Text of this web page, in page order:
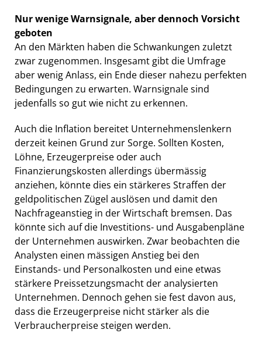
Nur wenige Warnsignale, aber dennoch Vorsicht
geboten
An den Märkten haben die Schwankungen zuletzt
zwar zugenommen. Insgesamt gibt die Umfrage
aber wenig Anlass, ein Ende dieser nahezu perfekten
Bedingungen zu erwarten. Warnsignale sind
jedenfalls so gut wie nicht zu erkennen.
Auch die Inflation bereitet Unternehmenslenkern
derzeit keinen Grund zur Sorge. Sollten Kosten,
Löhne, Erzeugerpreise oder auch
Finanzierungskosten allerdings übermässig
anziehen, könnte dies ein stärkeres Straffen der
geldpolitischen Zügel auslösen und damit den
Nachfrageanstieg in der Wirtschaft bremsen. Das
könnte sich auf die Investitions- und Ausgabenpläne
der Unternehmen auswirken. Zwar beobachten die
Analysten einen mässigen Anstieg bei den
Einstands- und Personalkosten und eine etwas
stärkere Preissetzungsmacht der analysierten
Unternehmen. Dennoch gehen sie fest davon aus,
dass die Erzeugerpreise nicht stärker als die
Verbraucherpreise steigen werden.